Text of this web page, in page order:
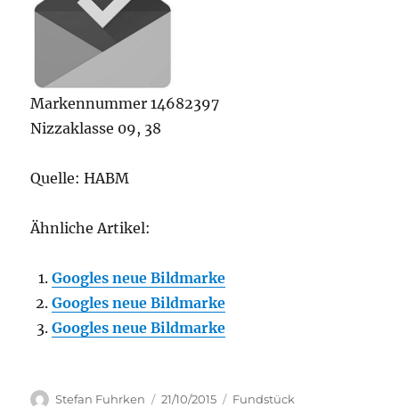
Markennummer 14682397
Nizzaklasse 09, 38
Quelle: HABM
Ähnliche Artikel:
Googles neue Bildmarke
Googles neue Bildmarke
Googles neue Bildmarke
Author
Stefan Fuhrken
Posted
21/10/2015 Categories
Fundstück